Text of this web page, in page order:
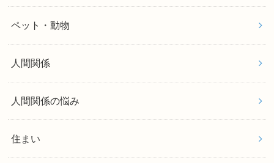
ペット・動物
人間関係
人間関係の悩み
住まい